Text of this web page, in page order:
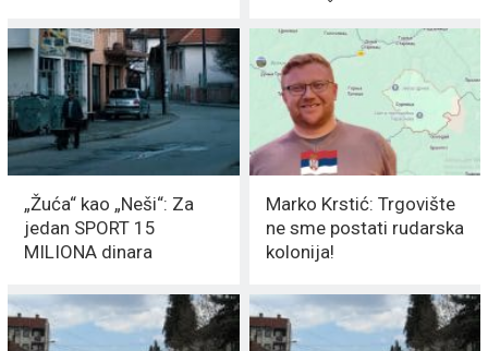
polupraznih AUTOBUSA
„Žuća“ kao „Neši“: Za
jedan SPORT 15
MILIONA dinara
Marko Krstić: Trgovište
ne sme postati rudarska
kolonija!